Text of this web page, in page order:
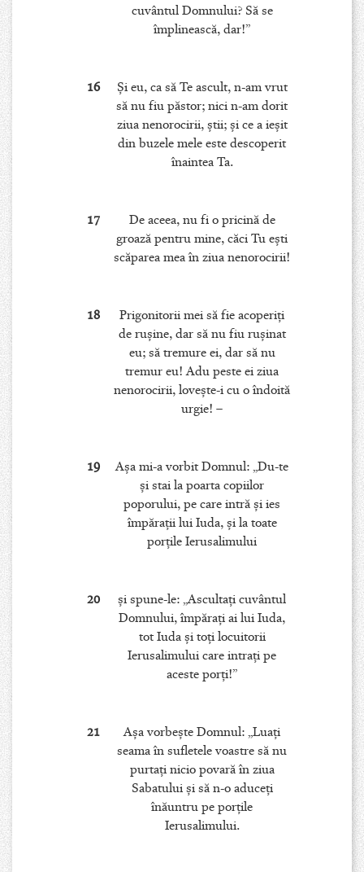
cuvântul Domnului? Să se
împlinească, dar!”
16
Şi eu, ca să Te ascult, n-am vrut
să nu fiu păstor; nici n-am dorit
ziua nenorocirii, ştii; şi ce a ieşit
din buzele mele este descoperit
înaintea Ta.
17
De aceea, nu fi o pricină de
groază pentru mine, căci Tu eşti
scăparea mea în ziua nenorocirii!
18
Prigonitorii mei să fie acoperiţi
de ruşine, dar să nu fiu ruşinat
eu; să tremure ei, dar să nu
tremur eu! Adu peste ei ziua
nenorocirii, loveşte-i cu o îndoită
urgie! –
19
Aşa mi-a vorbit Domnul: „Du-te
şi stai la poarta copiilor
poporului, pe care intră şi ies
împăraţii lui Iuda, şi la toate
porţile Ierusalimului
20
şi spune-le: „Ascultaţi cuvântul
Domnului, împăraţi ai lui Iuda,
tot Iuda şi toţi locuitorii
Ierusalimului care intraţi pe
aceste porţi!”
21
Aşa vorbeşte Domnul: „Luaţi
seama în sufletele voastre să nu
purtaţi nicio povară în ziua
Sabatului şi să n-o aduceţi
înăuntru pe porţile
Ierusalimului.